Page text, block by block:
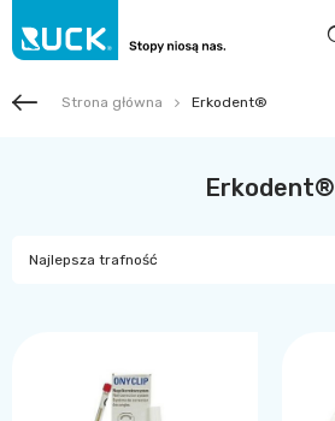
Strona główna Erkodent®
Erkodent®
Najlepsza trafność